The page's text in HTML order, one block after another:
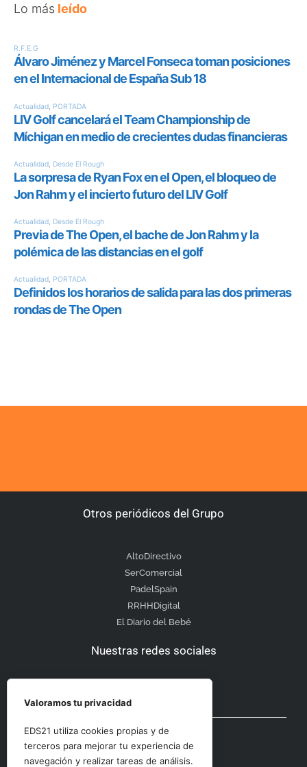
Lo más leído
Otros periódicos del Grupo
AltoDirectivo
SerComercial
PadelSpain
RRHHDigital
El Diario del Bebé
Nuestras redes sociales
Otras secciones
Valoramos tu privacidad
EDS21 utiliza cookies propias y de
terceros para mejorar tu experiencia de
navegación y realizar tareas de análisis.